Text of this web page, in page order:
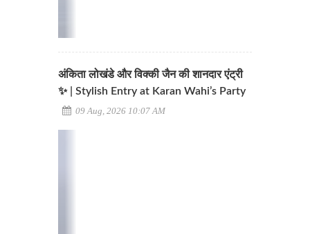
अंकिता लोखंडे और विक्की जैन की शानदार एंट्री
✨ | Stylish Entry at Karan Wahi’s Party
09 Aug, 2026 10:07 AM